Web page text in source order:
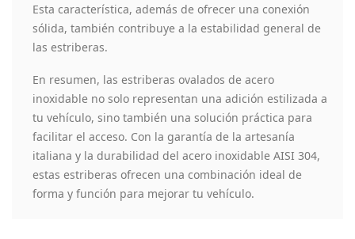
Esta característica, además de ofrecer una conexión
sólida, también contribuye a la estabilidad general de
las estriberas.
En resumen, las estriberas ovalados de acero
inoxidable no solo representan una adición estilizada a
tu vehículo, sino también una solución práctica para
facilitar el acceso. Con la garantía de la artesanía
italiana y la durabilidad del acero inoxidable AISI 304,
estas estriberas ofrecen una combinación ideal de
forma y función para mejorar tu vehículo.